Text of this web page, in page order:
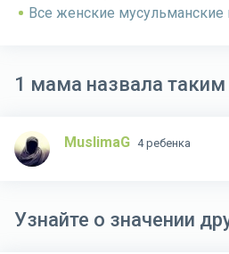
Все женские мусульманские
1 мама назвала
MuslimaG 4 ребенка
Узнайте о значении